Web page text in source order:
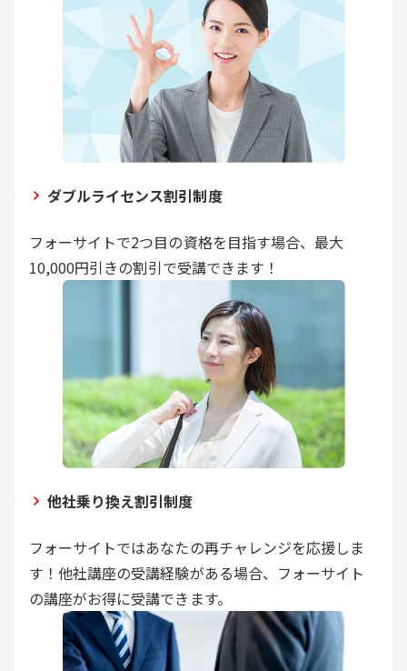
ダブルライセンス割引制度
フォーサイトで2つ目の資格を目指す場合、最大
10,000円引きの割引で受講できます！
他社乗り換え割引制度
フォーサイトではあなたの再チャレンジを応援しま
す！他社講座の受講経験がある場合、フォーサイト
の講座がお得に受講できます。